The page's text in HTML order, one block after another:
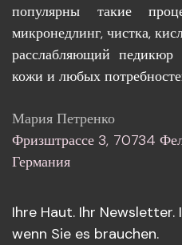
популярны такие
микронедлинг, чистка,
расслабляющий
кожи и любых
Мария Петренко
Фризштрассе 3, 70734
Германия
Ihre Haut. Ihr
wenn Sie es brauchen.